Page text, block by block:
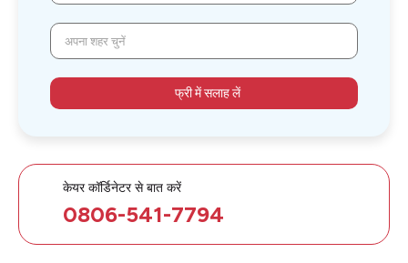
अपना शहर चुनें
फ्री में सलाह लें
केयर कॉर्डिनेटर से बात करें
0806-541-7794